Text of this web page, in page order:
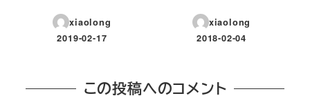
xiaolong
投稿日
2019-02-17
xiaolong
投稿日
2018-02-04
この投稿へのコメント